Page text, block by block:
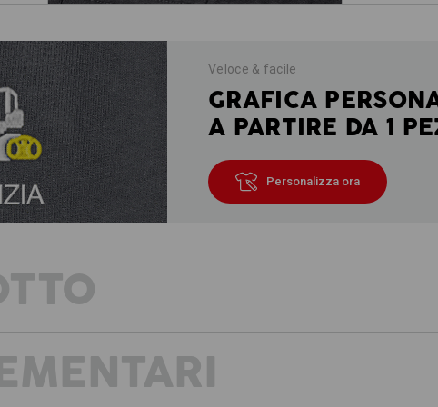
Veloce & facile
GRAFICA
A PARTIRE DA 1
Personalizza ora
MEZZA LUNGHEZZA -
POTENZA MASSIMA DEL TWILL!